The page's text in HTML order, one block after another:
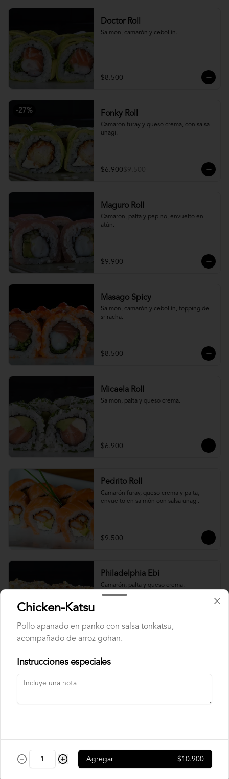
Doctor Roll
Salmón, camarón y cebollín.
$8.500
-27% Fonky Roll
Camarón furay y queso crema, con salsa
unagi.
$6.900$9.500
Maguro Roll
Camarón, palta y pepino, envuelto en
atún.
$9.900
Masago Spicy
Salmón, camarón y cebollín, topping de
sriracha.
$8.500
Micaela Roll
Salmón, palta y queso crema.
$6.900
Pedrito Roll
Camarón furay, queso crema y palta,
envuelto en salmón con salsa unagi.
$9.500
Philadelphia Ebi
Camarón, palta y queso crema.
$7.500
Philadelphia Roll
Rainbow Roll
Camarón, queso crema y pepino,
Chicken-Katsu
Pollo apanado en panko con salsa tonkatsu,
acompañado de arroz gohan.
Instrucciones especiales
Agregar $10.900